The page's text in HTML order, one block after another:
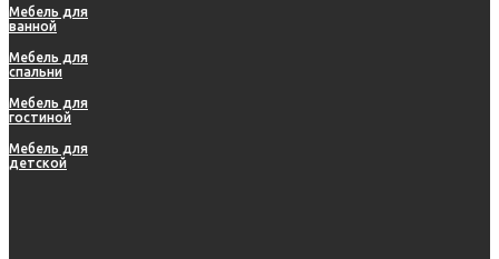
Мебель для
ванной
Мебель для
спальни
Мебель для
гостиной
Мебель для
детской